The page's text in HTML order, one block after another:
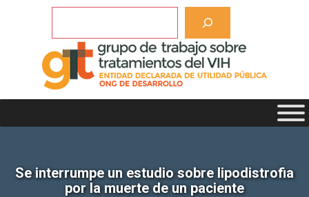
Se interrumpe un estudio sobre lipodistrofia
por la muerte de un paciente